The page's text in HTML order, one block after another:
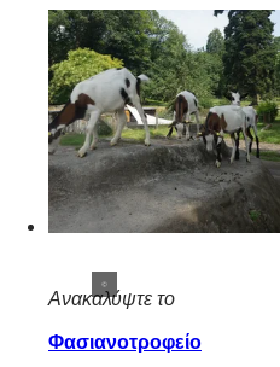
Ανακαλύψτε το
Φασιανοτροφείο